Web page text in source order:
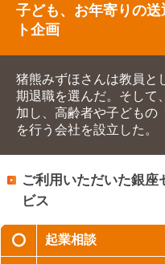
子ども、お年寄りの
ト企画
猪熊みずほさんは教員と
期退職を選んだ。そして
加し、高齢者や子どもの
を行う会社を設立した。
ご利用いただいた銀
ビス
起業相談